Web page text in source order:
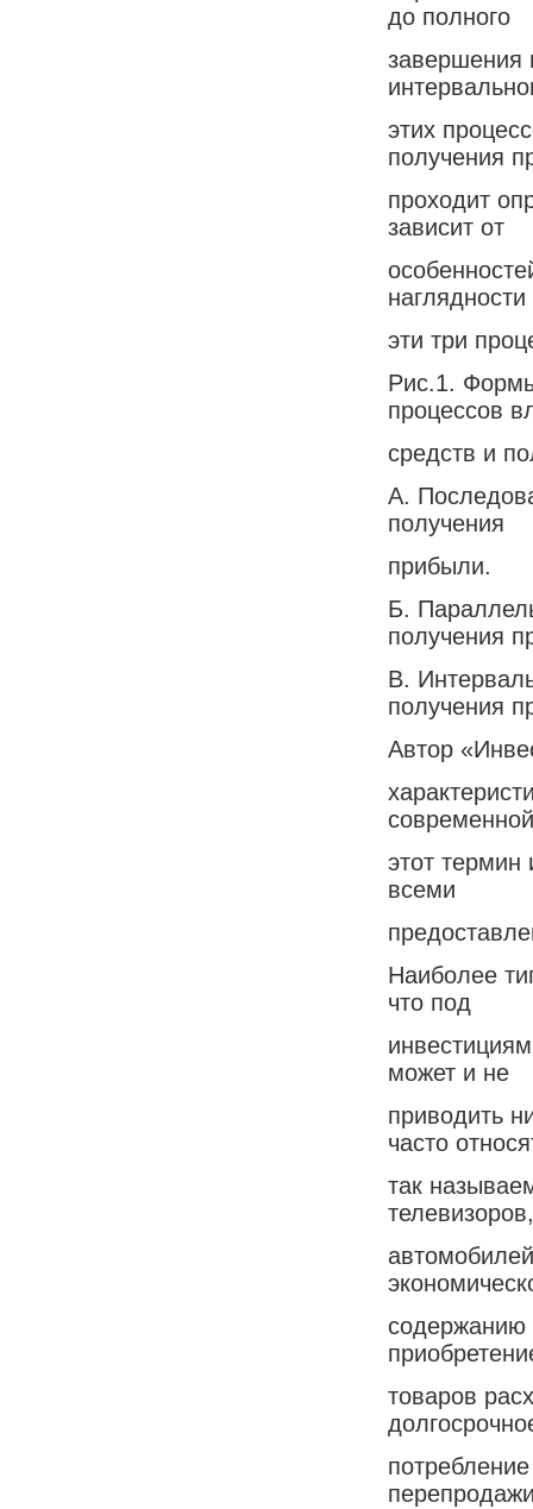
до полного
завершения
этих
получения
проходит
зависит от
наглядности
эти три
Рис.1.
процессов
средств и
А.
получения
прибыли.
Б.
получения
В.
получения
Автор
этот термин
всеми
Наиболее
что под
может и не
приводить
часто
так
телевизоров,
содержанию
товаров